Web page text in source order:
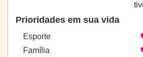
Prioridades em sua vida
Esporte
Família